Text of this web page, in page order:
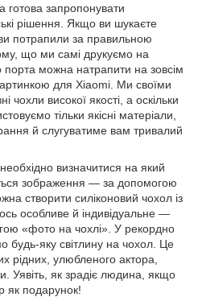
готова запропонувати
рішення. Якщо ви шукаєте
потрапили за правильною
що ми самі друкуємо на
порта можна натрапити на зовсім
для Xiaomi. Ми своїми
чохли високої якості, а оскільки
тільки якісні матеріали,
й слугуватиме вам тривалий
визначитися на який
зображення — за допомогою
створити силіконовий чохол із
особливе й індивідуальне —
«фото на чохлі». У рекордно
будь-яку світлину на чохол. Це
рідних, улюбленого актора,
Уявіть, як зрадіє людина, якщо
як подарунок!